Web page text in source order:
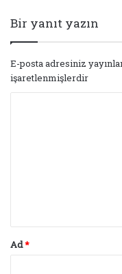
Bir yanıt yazın
E-posta adresiniz
işaretlenmişlerdir
Ad*